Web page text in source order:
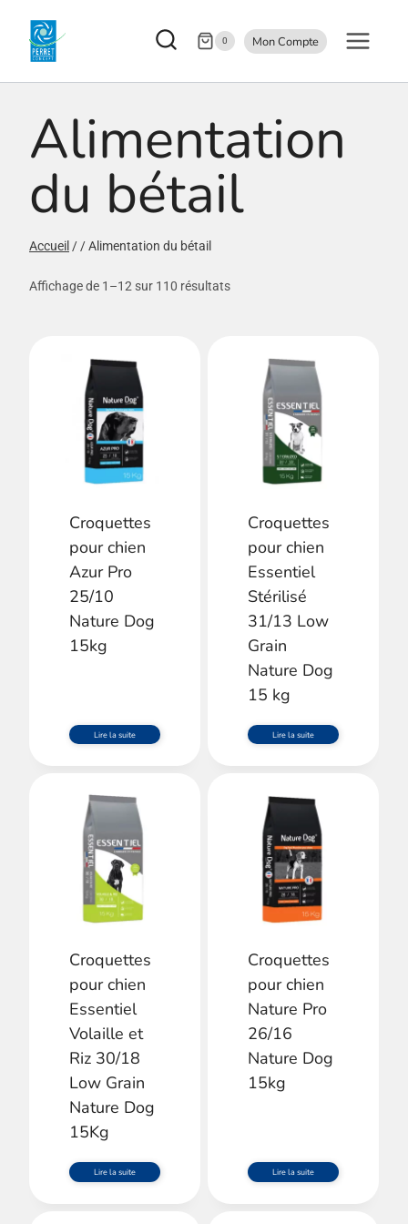
0 Mon Compte
Alimentation
du bétail
Accueil / /Alimentation du bétail
Affichage de 1–12 sur 110 résultats
Croquettes
pour chien
Azur Pro
25/10
Nature Dog
15kg
Lire la suite
Croquettes
pour chien
Essentiel
Stérilisé
31/13 Low
Grain
Nature Dog
15 kg
Lire la suite
Croquettes
pour chien
Essentiel
Volaille et
Riz 30/18
Low Grain
Nature Dog
15Kg
Lire la suite
Croquettes
pour chien
Nature Pro
26/16
Nature Dog
15kg
Lire la suite